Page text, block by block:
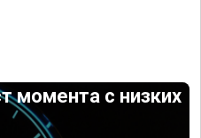
момента с низких